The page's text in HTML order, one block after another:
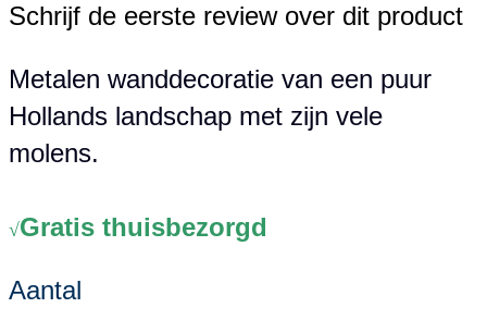
Schrijf de eerste review over dit product
Metalen wanddecoratie van een puur
Hollands landschap met zijn vele
molens.
√Gratis thuisbezorgd
Aantal